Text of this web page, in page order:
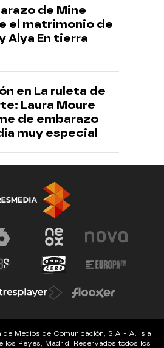
de Mine
el matrimonio de
Alya En tierra
en La ruleta de
Laura Moure
de embarazo
muy especial
Medios de Comunicación, S.A - A. Isla
los Reyes, Madrid. Reservados todos los